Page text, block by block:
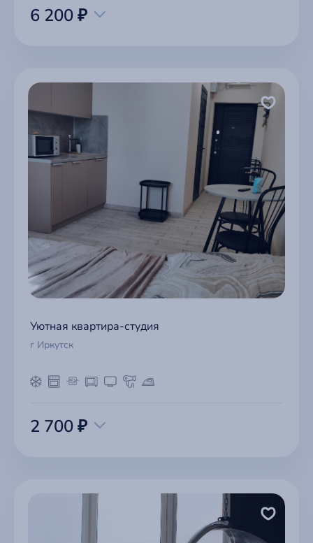
6 200 ₽
Уютная квартира-студия
г Иркутск
2 700 ₽